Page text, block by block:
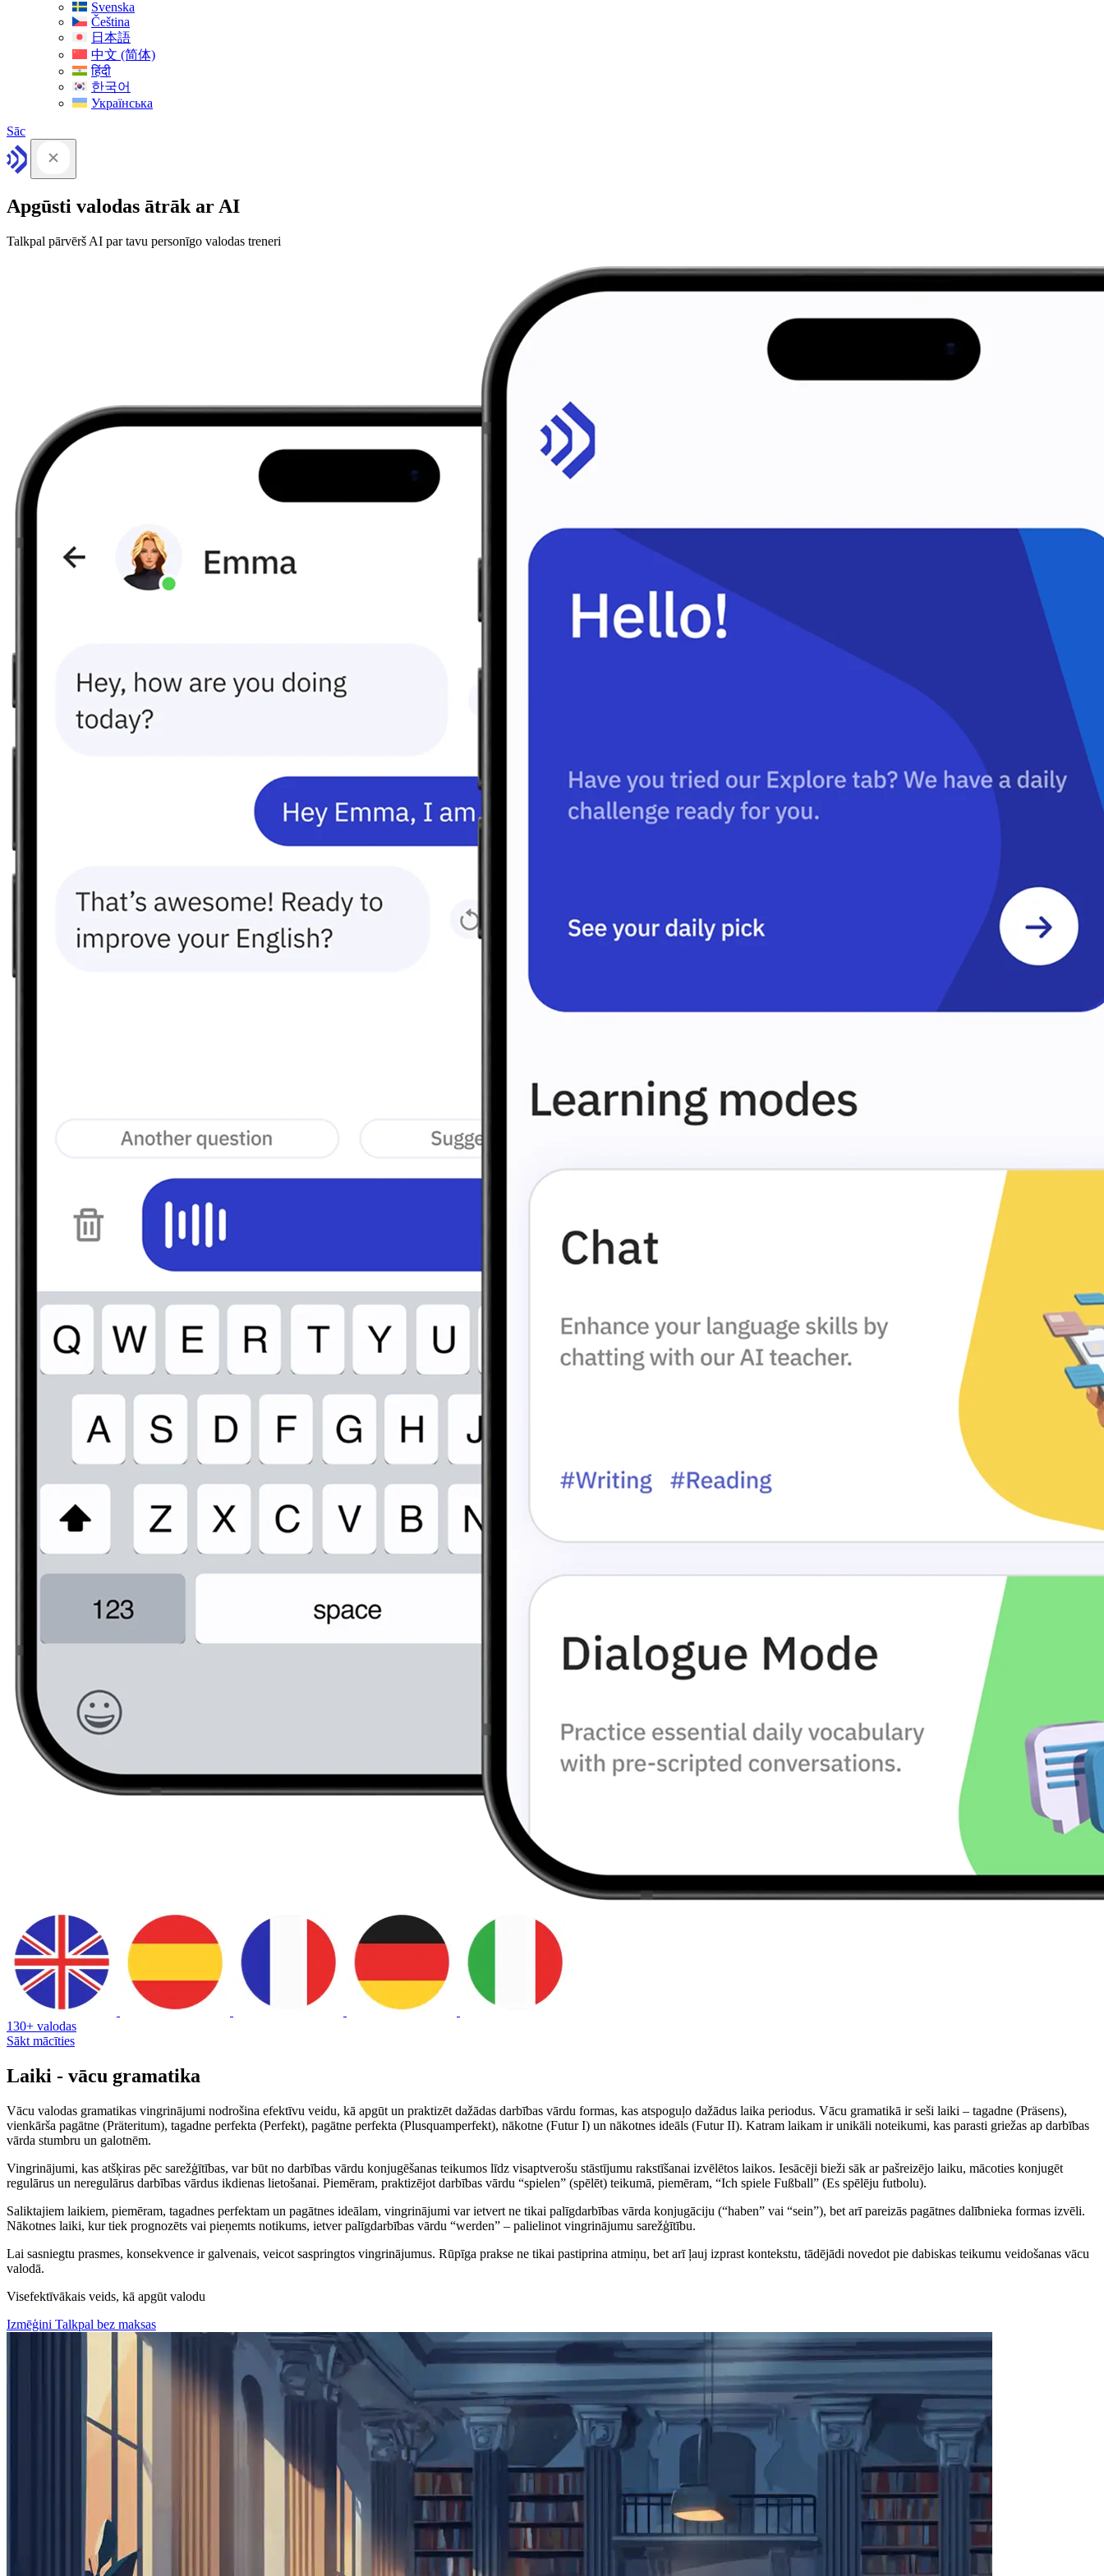
Svenska
Čeština
日本語
中文 (简体)
हिंदी
한국어
Українська
Sāc
Apgūsti valodas ātrāk ar AI
Talkpal pārvērš AI par tavu personīgo valodas treneri
130+ valodas
Sākt mācīties
Laiki - vācu gramatika
Vācu valodas gramatikas vingrinājumi nodrošina efektīvu veidu, kā apgūt un praktizēt dažādas darbības vārdu formas, kas atspoguļo dažādus laika periodus. Vācu gramatikā ir seši laiki – tagadne (Präsens),
vienkārša pagātne (Präteritum), tagadne perfekta (Perfekt), pagātne perfekta (Plusquamperfekt), nākotne (Futur I) un nākotnes ideāls (Futur II). Katram laikam ir unikāli noteikumi, kas parasti griežas ap darbības
vārda stumbru un galotnēm.
Vingrinājumi, kas atšķiras pēc sarežģītības, var būt no darbības vārdu konjugēšanas teikumos līdz visaptverošu stāstījumu rakstīšanai izvēlētos laikos. Iesācēji bieži sāk ar pašreizējo laiku, mācoties konjugēt
regulārus un neregulārus darbības vārdus ikdienas lietošanai. Piemēram, praktizējot darbības vārdu “spielen” (spēlēt) teikumā, piemēram, “Ich spiele Fußball” (Es spēlēju futbolu).
Saliktajiem laikiem, piemēram, tagadnes perfektam un pagātnes ideālam, vingrinājumi var ietvert ne tikai palīgdarbības vārda konjugāciju (“haben” vai “sein”), bet arī pareizās pagātnes dalībnieka formas izvēli.
Nākotnes laiki, kur tiek prognozēts vai pieņemts notikums, ietver palīgdarbības vārdu “werden” – palielinot vingrinājumu sarežģītību.
Lai sasniegtu prasmes, konsekvence ir galvenais, veicot saspringtos vingrinājumus. Rūpīga prakse ne tikai pastiprina atmiņu, bet arī ļauj izprast kontekstu, tādējādi novedot pie dabiskas teikumu veidošanas vācu
valodā.
Visefektīvākais veids, kā apgūt valodu
Izmēģini Talkpal bez maksas